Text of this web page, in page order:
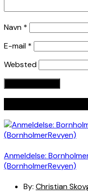
Navn *
E-mail *
Websted
Anmeldelse:
(BornholmerRevyen)
By: Christian